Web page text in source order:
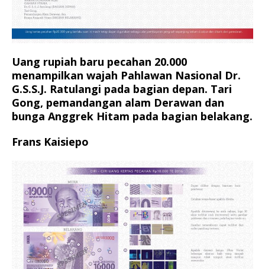
Uang rupiah baru pecahan 20.000
menampilkan wajah Pahlawan Nasional Dr.
G.S.S.J. Ratulangi pada bagian depan. Tari
Gong, pemandangan alam Derawan dan
bunga Anggrek Hitam pada bagian belakang.
Frans Kaisiepo